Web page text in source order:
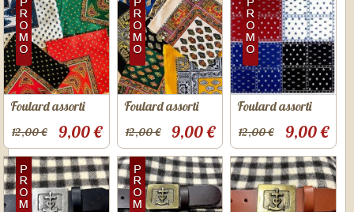
Foulard assorti
9,00 €
12,00 €
Foulard assorti
9,00 €
12,00 €
Foulard assorti
9,00 €
12,00 €